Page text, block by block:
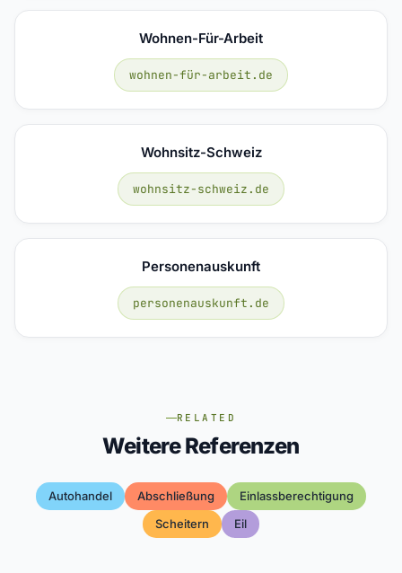
Wohnen-Für-Arbeit
wohnen-für-arbeit.de
Wohnsitz-Schweiz
wohnsitz-schweiz.de
Personenauskunft
personenauskunft.de
RELATED
Weitere Referenzen
Autohandel Abschließung
Einlassberechtigung
Scheitern
Eil